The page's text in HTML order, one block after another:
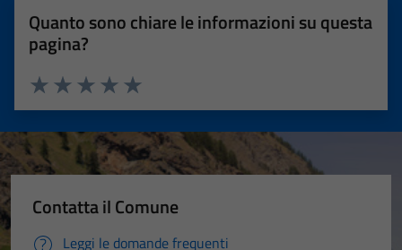
Quanto sono chiare le informazioni su questa
pagina?
Valuta 5 stelle su 5
Valuta 4 stelle su 5
Valuta 3 stelle su 5
Valuta 2 stelle su 5
Valuta 1 stelle su 5
Contatta il Comune
Leggi le domande frequenti